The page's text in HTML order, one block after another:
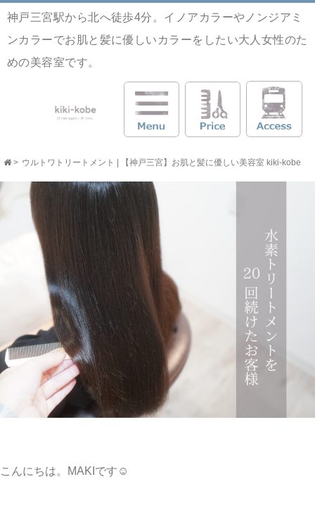
神戸三宮駅から北へ徒歩4分。イノアカラーやノンジアミ
ンカラーでお肌と髪に優しいカラーをしたい大人女性のた
めの美容室です。
> ウルトワトリートメント | 【神戸三宮】お肌と髪に優しい美容室 kiki-kobe
こんにちは。MAKIです☺︎